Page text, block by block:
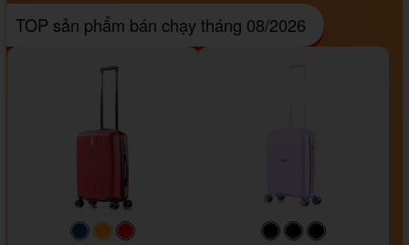
TOP sản phẩm bán chạy tháng 08/2026